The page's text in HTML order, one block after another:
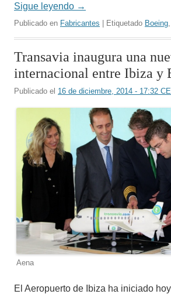
Sigue leyendo →
Publicado en Fabricantes | Etiquetado Boeing
Transavia inaugura una
internacional entre Ibiza y
Publicado el 16 de diciembre, 2014 - 17:32
Aena
El Aeropuerto de Ibiza ha iniciado